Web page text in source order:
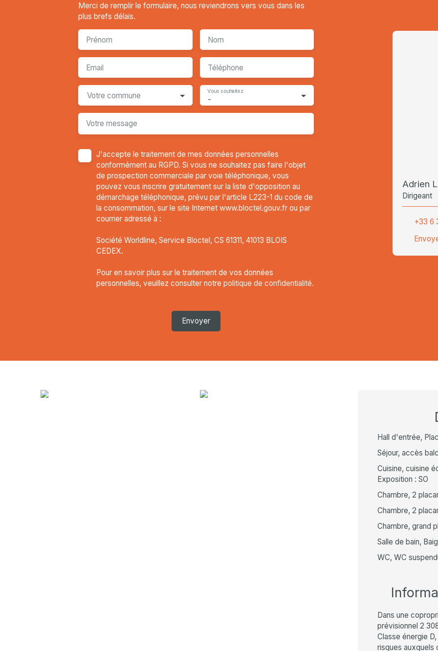
Merci de remplir le formulaire, nous reviendrons vers vous dans les
plus brefs délais.
Prénom Nom
Email Téléphone
Votre commune -
Vous souhaitez
Votre message
J'accepte le traitement de mes données personnelles
conformément au RGPD. Si vous ne souhaitez pas faire l'objet
de prospection commerciale par voie téléphonique, vous
pouvez vous inscrire gratuitement sur la liste d'opposition au
démarchage téléphonique, prévu par l'article L223-1 du code de
la consommation, sur le site Internet www.bloctel.gouv.fr ou par
courrier adressé à :
Société Worldline, Service Bloctel, CS 61311, 41013 BLOIS
CEDEX.
Pour en savoir plus sur le traitement de vos données
personnelles, veuillez consulter notre politique de confidentialité.
Envoyer
Adrien
Dirigeant
+33 6
Hall d'entrée,
Séjour, accès
Cuisine, cuisine
Exposition : SO
Chambre, 2
Chambre, 2
Chambre, grand
Salle de bain,
WC, WC
Dans une
prévisionnel 2
Classe énergie
risques auxquels